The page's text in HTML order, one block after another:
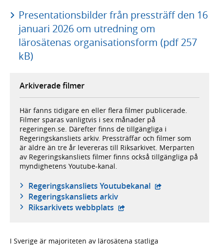
Presentationsbilder från pressträff den 16
januari 2026 om utredning om
lärosätenas organisationsform (pdf 257
kB)
Arkiverade filmer
Här fanns tidigare en eller flera filmer publicerade.
Filmer sparas vanligtvis i sex månader på
regeringen.se. Därefter finns de tillgängliga i
Regeringskansliets arkiv. Pressträffar och filmer som
är äldre än tre år levereras till Riksarkivet. Merparten
av Regeringskansliets filmer finns också tillgängliga på
myndighetens Youtube-kanal.
Regeringskansliets Youtubekanal - extern
Regeringskansliets arkiv
Riksarkivets webbplats - extern webbplats,
I Sverige är majoriteten av lärosätena statliga